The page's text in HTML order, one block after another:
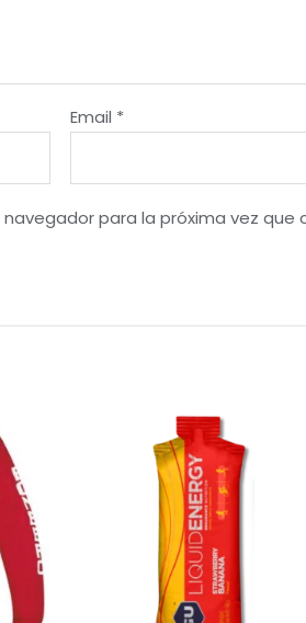
Email *
para la próxima vez que